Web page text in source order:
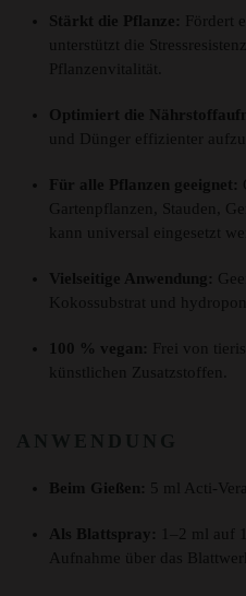
Stärkt die Pflanze: Fördert
unterstützt die
Pflanzenvitalität.
Optimiert die
und Dünger effizienter
Für alle Pflanzen geeignet:
Gartenpflanzen, Stauden,
kann universal eingesetzt
Vielseitige Anwendung:
Kokossubstrat und
100 % vegan: Frei von
künstlichen Zusatzstoffen.
Beim Gießen: 5 ml Acti-
Als Blattspray:
1–2 ml auf
Aufnahme über das